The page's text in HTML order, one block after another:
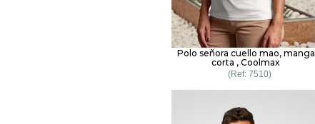
Polo señora cuello mao, manga
corta , Coolmax
7510